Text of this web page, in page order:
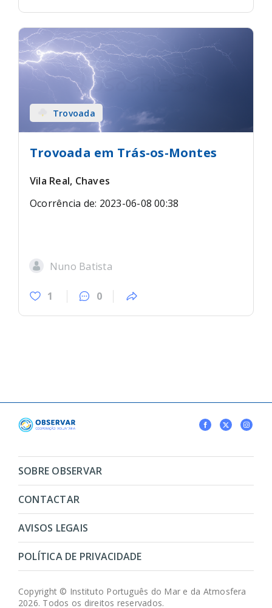
Trovoada
Trovoada em Trás-os-Montes
Vila Real, Chaves
Ocorrência de: 2023-06-08 00:38
Nuno Batista
1 0
SOBRE OBSERVAR
CONTACTAR
AVISOS LEGAIS
POLÍTICA DE PRIVACIDADE
Copyright © Instituto Português do Mar e da Atmosfera
2026. Todos os direitos reservados.